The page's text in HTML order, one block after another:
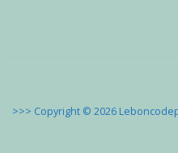
>>> Copyright © 2026